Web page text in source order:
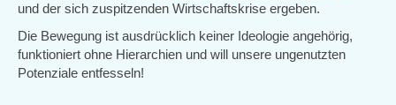
is
und der sich zuspitzenden Wirtschaftskrise ergeben.
Die Bewegung ist ausdrücklich keiner Ideologie angehörig,
funktioniert ohne Hierarchien und will unsere ungenutzten
Potenziale entfesseln!